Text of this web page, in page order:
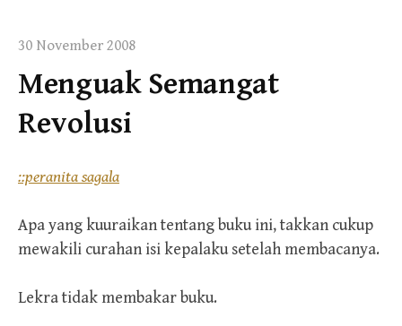
30 November 2008
Menguak Semangat
Revolusi
::peranita sagala
Apa yang kuuraikan tentang buku ini, takkan cukup
mewakili curahan isi kepalaku setelah membacanya.
Lekra tidak membakar buku.